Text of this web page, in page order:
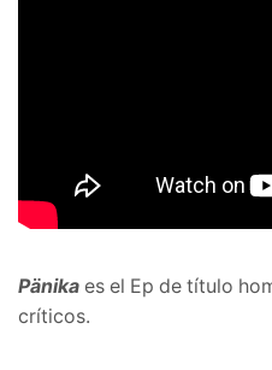
Pänika es el Ep de título
críticos.